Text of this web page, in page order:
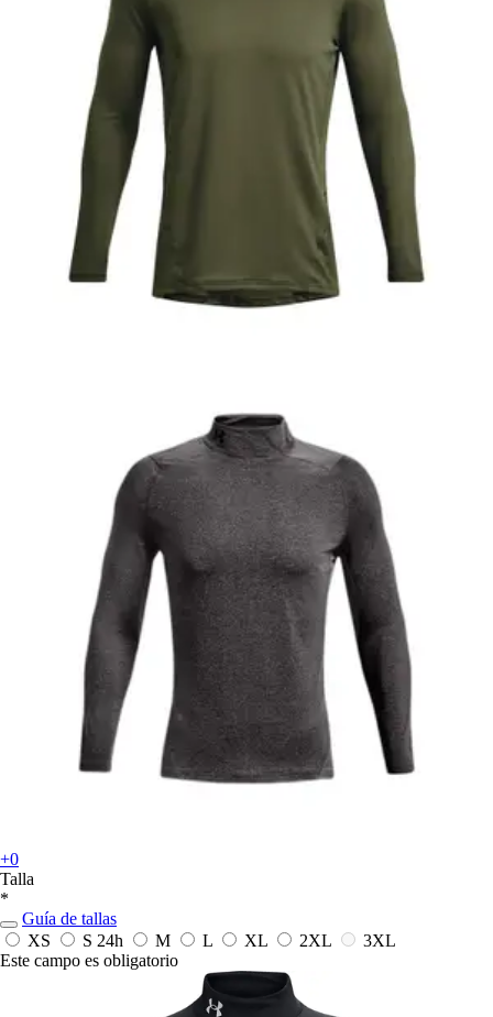
+0
Talla
*
Guía de tallas
XS
S 24h M L XL 2XL
3XL
Este campo es obligatorio